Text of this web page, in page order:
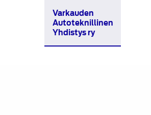
Varkauden
Autoteknillinen
Yhdistys ry